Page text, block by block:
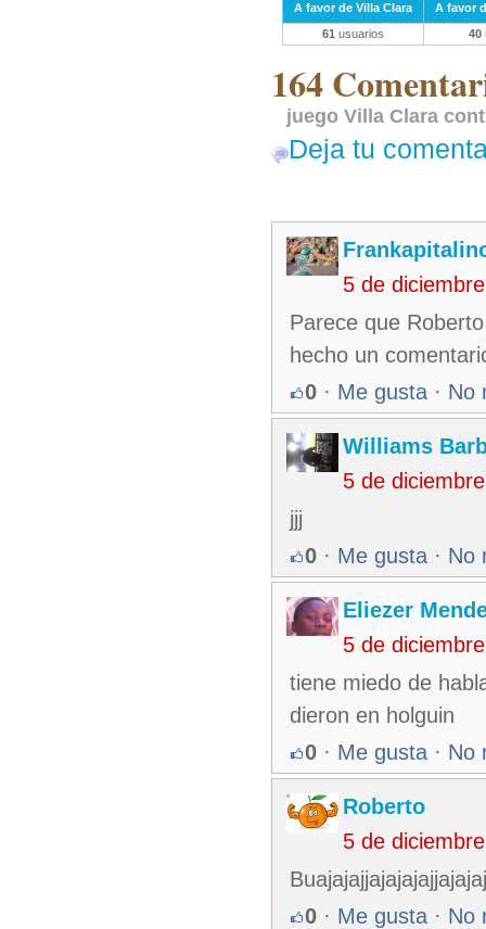
A favor de Villa Clara
A favor
61 usuarios 40
164
juego Villa Clara
Deja tu
5 de
Parece que
hecho un
0 · Me gusta · No
Williams
5 de
jjj
0 · Me gusta · No
Eliezer
5 de
tiene miedo de
dieron en holguin
0 · Me gusta · No
Roberto
5 de
0 · Me gusta · No